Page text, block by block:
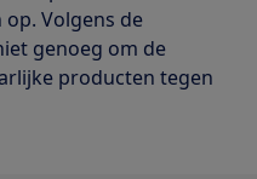
Volgens de
genoeg om de
producten tegen